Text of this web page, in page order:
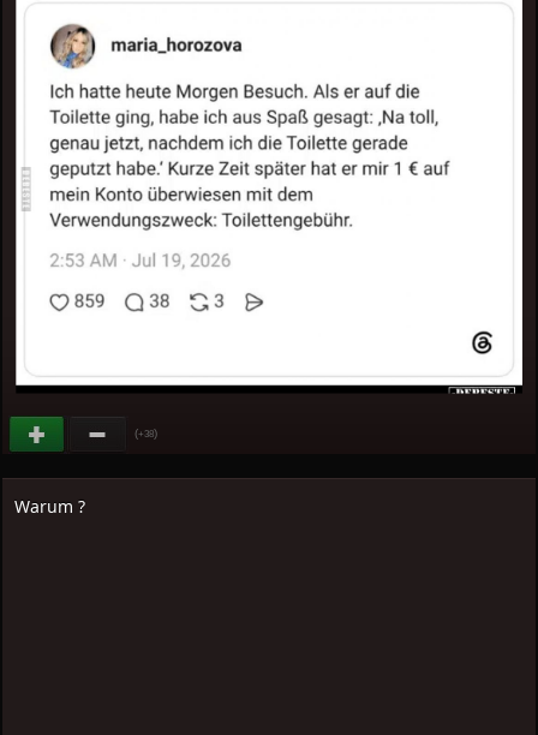
(+38)
Warum ?